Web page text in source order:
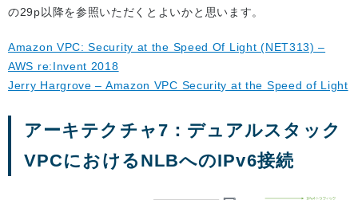
の29p以降を参照いただくとよいかと思います。
Amazon VPC: Security at the Speed Of Light (NET313) –
AWS re:Invent 2018
Jerry Hargrove – Amazon VPC Security at the Speed of Light
アーキテクチャ7：デュアルスタック
VPCにおけるNLBへのIPv6接続